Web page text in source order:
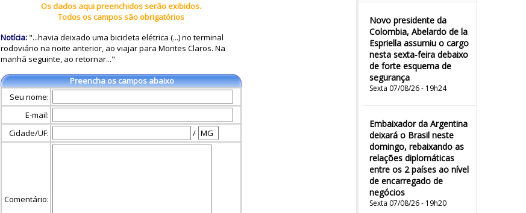
Novo presidente da
Colombia, Abelardo de la
Espriella assumiu o cargo
nesta sexta-feira debaixo
de forte esquema de
segurança
Sexta 07/08/26 - 19h24
Embaixador da Argentina
deixará o Brasil neste
domingo, rebaixando as
relações diplomáticas
entre os 2 países ao nível
de encarregado de
negócios
Sexta 07/08/26 - 19h20
Os dados aqui preenchidos serão exibidos.
Todos os campos são obrigatórios
Notícia: "...havia deixado uma bicicleta elétrica (...) no terminal
rodoviário na noite anterior, ao viajar para Montes Claros. Na
manhã seguinte, ao retornar..."
Preencha os campos abaixo
Seu nome:
E-mail:
Cidade/UF:
/
Comentário: